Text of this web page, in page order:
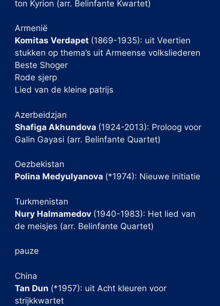
ton Kyrion (arr. Belinfante Kwartet)
Armenië
Komitas Verdapet (1869-1935): uit Veertien
stukken op thema’s uit Armeense volksliederen
Beste Shoger
Rode sjerp
Lied van de kleine patrijs
Azerbeidzjan
Shafiga Akhundova (1924-2013): Proloog voor
Galin Gayasi (arr. Belinfante Quartet)
Oezbekistan
Polina Medyulyanova (*1974): Nieuwe initiatie
Turkmenistan
Nury Halmamedov (1940-1983): Het lied van
de meisjes (arr. Belinfante Quartet)
pauze
China
Tan Dun (*1957): uit Acht kleuren voor
strijkkwartet